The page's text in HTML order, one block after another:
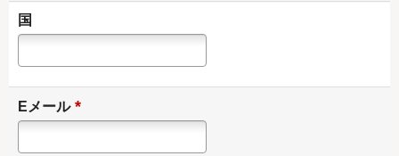
国
Eメール *